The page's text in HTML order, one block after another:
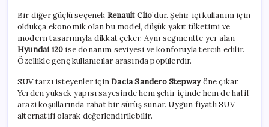
Bir diğer güçlü seçenek Renault Clio’dur. Şehir içi kullanım için
oldukça ekonomik olan bu model, düşük yakıt tüketimi ve
modern tasarımıyla dikkat çeker. Aynı segmentte yer alan
Hyundai i20 ise donanım seviyesi ve konforuyla tercih edilir.
Özellikle genç kullanıcılar arasında popülerdir.
SUV tarzı isteyenler içinDacia Sandero Stepwayöne çıkar.
Yerden yüksek yapısı sayesinde hem şehir içinde hem de hafif
arazi koşullarında rahat bir sürüş sunar. Uygun fiyatlı SUV
alternatifi olarak değerlendirilebilir.